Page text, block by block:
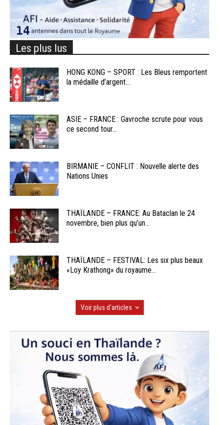
Les plus lus
HONG KONG – SPORT : Les Bleus remportent
la médaille d’argent...
ASIE – FRANCE : Gavroche scrute pour vous
ce second tour...
BIRMANIE – CONFLIT : Nouvelle alerte des
Nations Unies
THAÏLANDE – FRANCE: Au Bataclan le 24
novembre, bien plus qu’un...
THAÏLANDE – FESTIVAL: Les six plus beaux
«Loy Krathong» du royaume...
Voir plus d'articles